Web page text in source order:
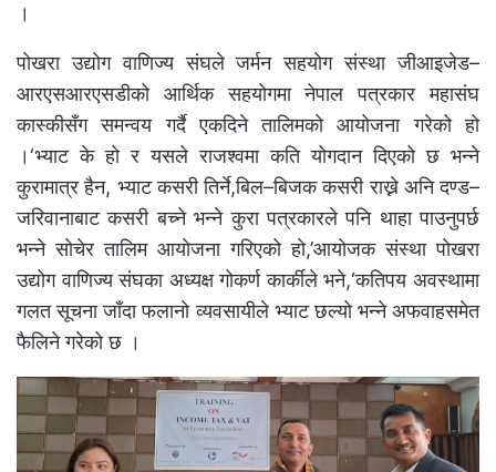
।
पोखरा उद्योग वाणिज्य संघले जर्मन सहयोग संस्था जीआइजेड–
आरएसआरएसडीको आर्थिक सहयोगमा नेपाल पत्रकार महासंघ
कास्कीसँग समन्वय गर्दै एकदिने तालिमको आयोजना गरेको हो
।‘भ्याट के हो र यसले राजश्वमा कति योगदान दिएको छ भन्ने
कुरामात्र हैन, भ्याट कसरी तिर्ने,बिल–बिजक कसरी राख्ने अनि दण्ड–
जरिवानाबाट कसरी बच्ने भन्ने कुरा पत्रकारले पनि थाहा पाउनुपर्छ
भन्ने सोचेर तालिम आयोजना गरिएको हो,’आयोजक संस्था पोखरा
उद्योग वाणिज्य संघका अध्यक्ष गोकर्ण कार्कीले भने,‘कतिपय अवस्थामा
गलत सूचना जाँदा फलानो व्यवसायीले भ्याट छल्यो भन्ने अफवाहसमेत
फैलिने गरेको छ ।